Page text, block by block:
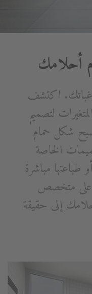
اكتشف
لتصميم
شكل حمام
الخاصة
طباعتها مباشرة
على متخصص
إلى حقيقة